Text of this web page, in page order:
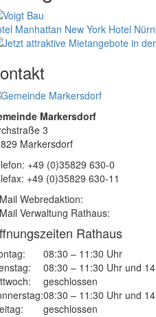
Manhattan New York Hotel
Markersdorf
3
Markersdorf
+49 (0)35829 630-0
+49 (0)35829 630-11
Webredaktion:
Verwaltung Rathaus:
Rathaus
08:30 – 11:30 Uhr
08:30 – 11:30 Uhr und
geschlossen
08:30 – 11:30 Uhr und
geschlossen